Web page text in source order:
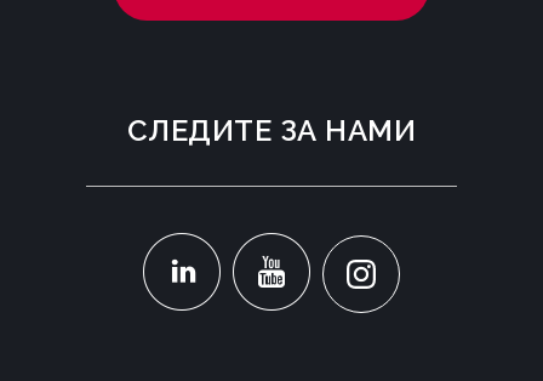
СЛЕДИТЕ ЗА НАМИ